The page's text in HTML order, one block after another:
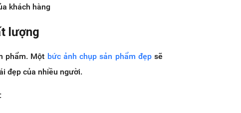
khách hàng
lượng
phẩm. Một bức ảnh chụp sản phẩm đẹpsẽ
đẹp của nhiều người.